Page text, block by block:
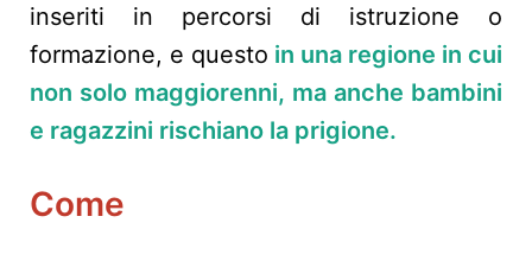
inseriti in percorsi di istruzione o
formazione, e questo in una regione in cui
non solo maggiorenni, ma anche bambini
e ragazzini rischiano la prigione.
Come